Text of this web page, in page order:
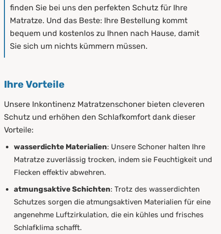
finden Sie bei uns den perfekten Schutz für Ihre
Matratze. Und das Beste: Ihre Bestellung kommt
bequem und kostenlos zu Ihnen nach Hause, damit
Sie sich um nichts kümmern müssen.
Ihre Vorteile
Unsere Inkontinenz Matratzenschoner bieten cleveren
Schutz und erhöhen den Schlafkomfort dank dieser
Vorteile:
wasserdichte Materialien: Unsere Schoner halten Ihre
Matratze zuverlässig trocken, indem sie Feuchtigkeit und
Flecken effektiv abwehren.
atmungsaktive Schichten: Trotz des wasserdichten
Schutzes sorgen die atmungsaktiven Materialien für eine
angenehme Luftzirkulation, die ein kühles und frisches
Schlafklima schafft.